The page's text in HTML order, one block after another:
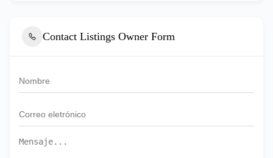
Contact Listings Owner Form